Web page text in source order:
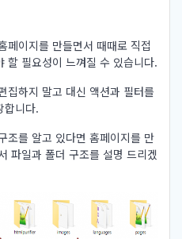
이지를 만들면서 때때로 직접
할 필요성이 느껴질 수 있습니다.
집하지 말고 대신 액션과 필터를
합니다.
조를 알고 있다면 홈페이지를 만
파일과 폴더 구조를 설명 드리겠